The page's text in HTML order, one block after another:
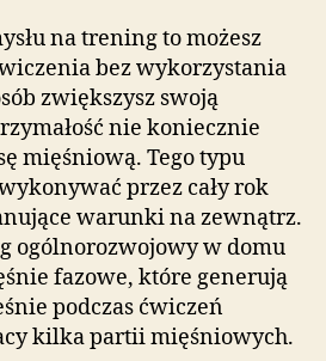
na trening to możesz
bez wykorzystania
zwiększysz swoją
nie koniecznie
mięśniową. Tego typu
przez cały rok
warunki na zewnątrz.
ogólnorozwojowy w domu
fazowe, które generują
podczas ćwiczeń
kilka partii mięśniowych.